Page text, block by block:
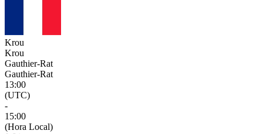
Krou
Krou
Gauthier-Rat
Gauthier-Rat
13:00
(UTC)
-
15:00
(Hora Local)